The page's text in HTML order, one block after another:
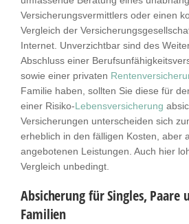
Versicherungsvermittlers oder einen
Vergleich der
Internet. Unverzichtbar sind des
Abschluss einer
sowie einer privaten
Familie haben, sollten Sie diese für
einer Risiko-Lebensversicherung
Versicherungen unterscheiden sich
erheblich in den fälligen Kosten, aber
angebotenen Leistungen. Auch hier
Vergleich unbedingt.
Absicherung für Singles, Paare
Familien